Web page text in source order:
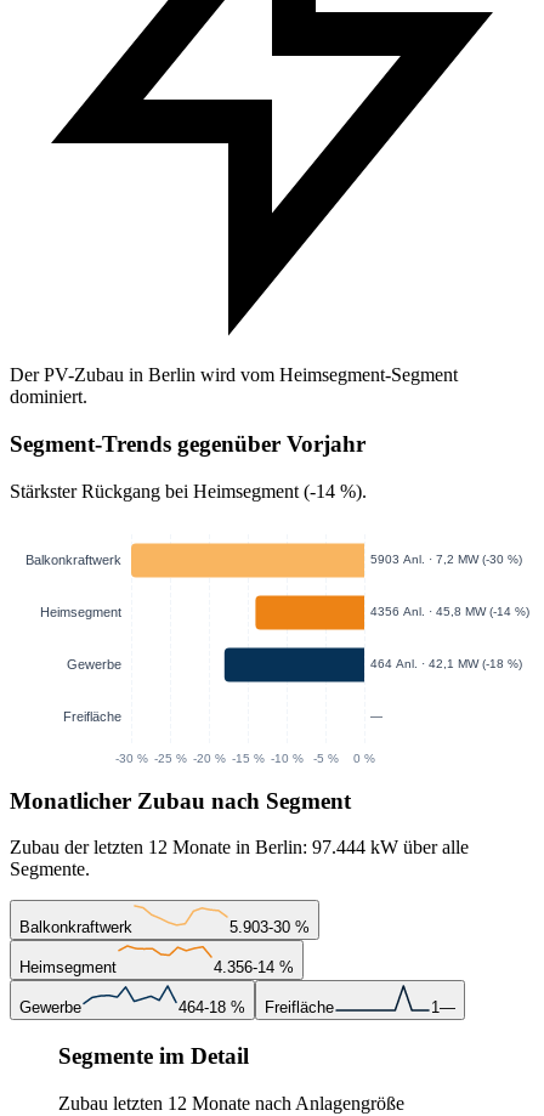
Der PV-Zubau in Berlin wird vom Heimsegment-Segment
dominiert.
Segment-Trends gegenüber Vorjahr
Stärkster Rückgang bei Heimsegment (-14 %).
Monatlicher Zubau nach Segment
Zubau der letzten 12 Monate in Berlin: 97.444 kW über alle
Segmente.
Balkonkraftwerk 5.903-30 %
Heimsegment 4.356-14 %
Gewerbe 464-18 % Freifläche 1—
Segmente im Detail
Zubau letzten 12 Monate nach Anlagengröße